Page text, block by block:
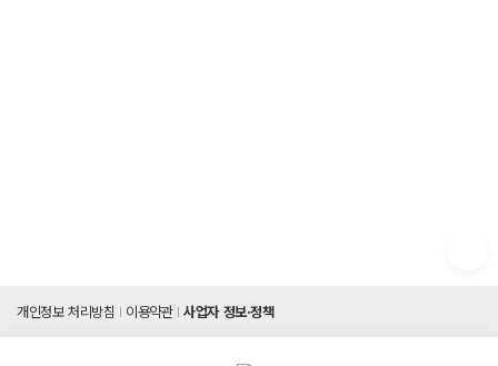
개인정보 처리방침 이용약관 사업자 정보·정책